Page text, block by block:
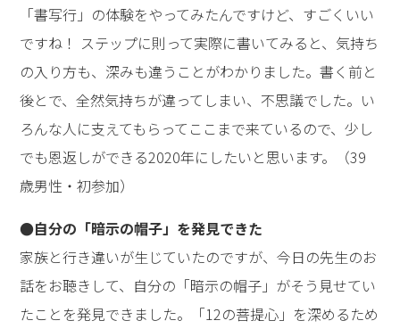
「書写行」の体験をやってみたんですけど、すごくいい
ですね！ ステップに則って実際に書いてみると、気持ち
の入り方も、深みも違うことがわかりました。書く前と
後とで、全然気持ちが違ってしまい、不思議でした。い
ろんな人に支えてもらってここまで来ているので、少し
でも恩返しができる2020年にしたいと思います。（39
歳男性・初参加）
●自分の「暗示の帽子」を発見できた
家族と行き違いが生じていたのですが、今日の先生のお
話をお聴きして、自分の「暗示の帽子」がそう見せてい
たことを発見できました。「12の菩提心」を深めるため